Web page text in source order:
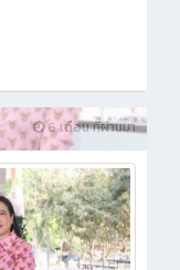
6 เดือน ที่ผ่านมา